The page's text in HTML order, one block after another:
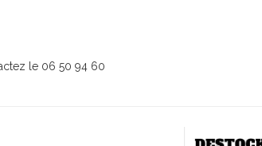
le 06 50 94 60